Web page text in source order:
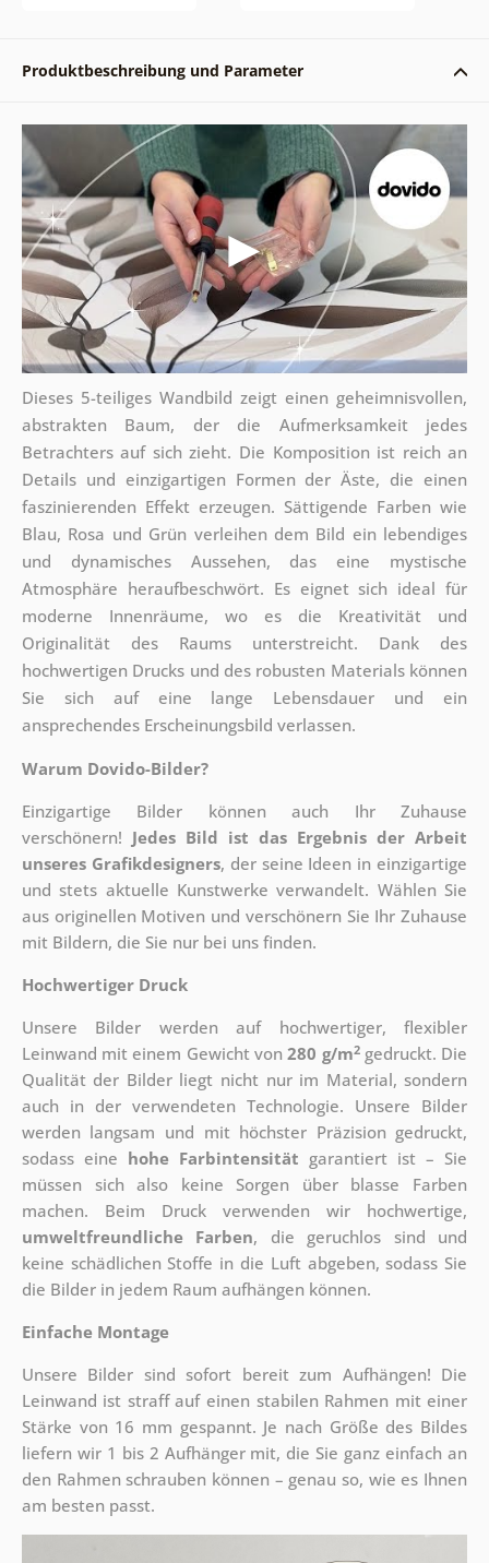
Produktbeschreibung und Parameter
Dieses 5-teiliges Wandbild zeigt einen geheimnisvollen,
abstrakten Baum, der die Aufmerksamkeit jedes
Betrachters auf sich zieht. Die Komposition ist reich an
Details und einzigartigen Formen der Äste, die einen
faszinierenden Effekt erzeugen. Sättigende Farben wie
Blau, Rosa und Grün verleihen dem Bild ein lebendiges
und dynamisches Aussehen, das eine mystische
Atmosphäre heraufbeschwört. Es eignet sich ideal für
moderne Innenräume, wo es die Kreativität und
Originalität des Raums unterstreicht. Dank des
hochwertigen Drucks und des robusten Materials können
Sie sich auf eine lange Lebensdauer und ein
ansprechendes Erscheinungsbild verlassen.
Warum Dovido-Bilder?
Einzigartige Bilder können auch Ihr Zuhause
verschönern! Jedes Bild ist das Ergebnis der Arbeit
unseres Grafikdesigners, der seine Ideen in einzigartige
und stets aktuelle Kunstwerke verwandelt. Wählen Sie
aus originellen Motiven und verschönern Sie Ihr Zuhause
mit Bildern, die Sie nur bei uns finden.
Hochwertiger Druck
Unsere Bilder werden auf hochwertiger, flexibler
Leinwand mit einem Gewicht von280 g/m2gedruckt. Die
Qualität der Bilder liegt nicht nur im Material, sondern
auch in der verwendeten Technologie. Unsere Bilder
werden langsam und mit höchster Präzision gedruckt,
sodass eine hohe Farbintensität garantiert ist – Sie
müssen sich also keine Sorgen über blasse Farben
machen. Beim Druck verwenden wir hochwertige,
umweltfreundliche Farben, die geruchlos sind und
keine schädlichen Stoffe in die Luft abgeben, sodass Sie
die Bilder in jedem Raum aufhängen können.
Einfache Montage
Unsere Bilder sind sofort bereit zum Aufhängen! Die
Leinwand ist straff auf einen stabilen Rahmen mit einer
Stärke von 16 mm gespannt. Je nach Größe des Bildes
liefern wir 1 bis 2 Aufhänger mit, die Sie ganz einfach an
den Rahmen schrauben können – genau so, wie es Ihnen
am besten passt.